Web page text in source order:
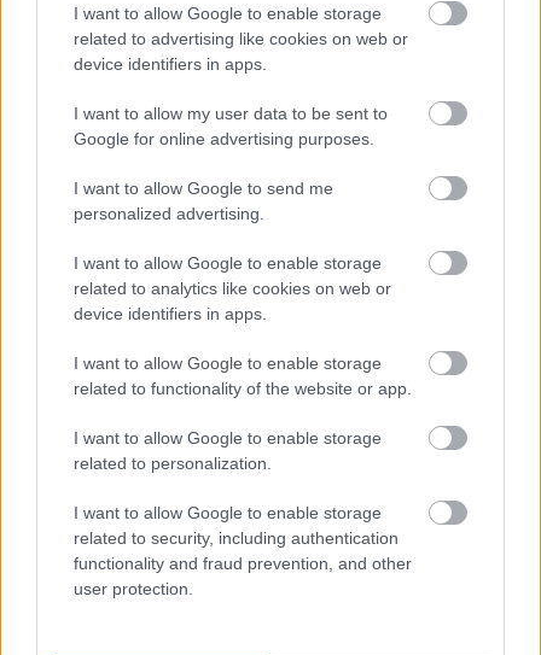
I want to allow Google to enable storage
related to advertising like cookies on web or
device identifiers in apps.
I want to allow my user data to be sent to
Google for online advertising purposes.
I want to allow Google to send me
personalized advertising.
I want to allow Google to enable storage
related to analytics like cookies on web or
device identifiers in apps.
I want to allow Google to enable storage
related to functionality of the website or app.
I want to allow Google to enable storage
related to personalization.
I want to allow Google to enable storage
related to security, including authentication
functionality and fraud prevention, and other
user protection.
MANAS TIESĪBAS
“Nevaruturēt vaļā logus
siltā laikā!” Ādažnieces
Lindas kaimiņam uznākusi
dedzināšanas mānija, kas
traucē baudīt vasaru
Atcelt Ziņot